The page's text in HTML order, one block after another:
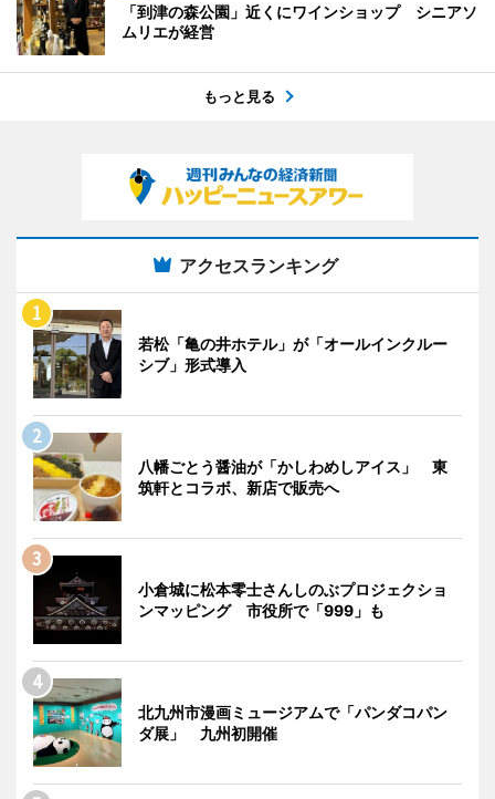
「到津の森公園」近くにワインショップ シニアソ
ムリエが経営
もっと見る
アクセスランキング
若松「亀の井ホテル」が「オールインクルー
シブ」形式導入
八幡ごとう醤油が「かしわめしアイス」 東
筑軒とコラボ、新店で販売へ
小倉城に松本零士さんしのぶプロジェクショ
ンマッピング 市役所で「999」も
北九州市漫画ミュージアムで「パンダコパン
ダ展」 九州初開催